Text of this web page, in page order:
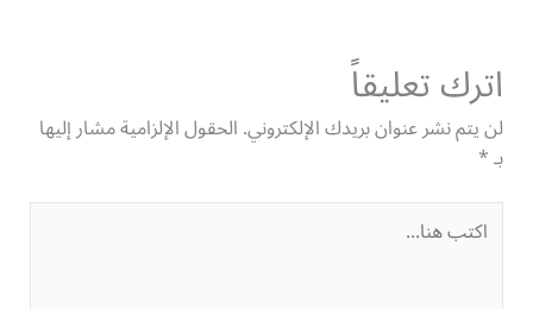
اترك تعليقاً
لن يتم نشر عنوان بريدك الإلكتروني.الحقول الإلزامية مشار إليها
بـ*
اكتب
هنا...